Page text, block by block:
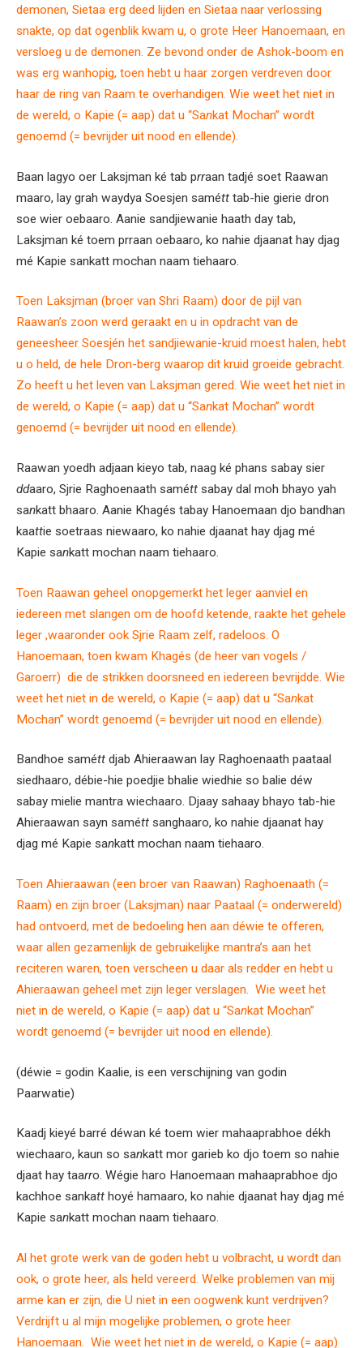
demonen, Sietaa erg deed lijden en Sietaa naar verlossing
snakte, op dat ogenblik kwam u, o grote Heer Hanoemaan, en
versloeg u de demonen. Ze bevond onder de Ashok-boom en
was erg wanhopig, toen hebt u haar zorgen verdreven door
haar de ring van Raam te overhandigen. Wie weet het niet in
de wereld, o Kapie (= aap) dat u “Sankat Mochan” wordt
genoemd (= bevrijder uit nood en ellende).
Baan lagyo oer Laksjman ké tab prraan tadjé soet Raawan
maaro, lay grah waydya Soesjen samétt tab-hie gierie dron
soe wier oebaaro. Aanie sandjiewanie haath day tab,
Laksjman ké toem prraan oebaaro, ko nahie djaanat hay djag
mé Kapie sankatt mochan naam tiehaaro.
Toen Laksjman (broer van Shri Raam) door de pijl van
Raawan’s zoon werd geraakt en u in opdracht van de
geneesheer Soesjén het sandjiewanie-kruid moest halen, hebt
u o held, de hele Dron-berg waarop dit kruid groeide gebracht.
Zo heeft u het leven van Laksjman gered. Wie weet het niet in
de wereld, o Kapie (= aap) dat u “Sankat Mochan” wordt
genoemd (= bevrijder uit nood en ellende).
Raawan yoedh adjaan kieyo tab, naag ké phans sabay sier
ddaaro, Sjrie Raghoenaath samétt sabay dal moh bhayo yah
sankatt bhaaro. Aanie Khagés tabay Hanoemaan djo bandhan
kaattie soetraas niewaaro, ko nahie djaanat hay djag mé
Kapie sankatt mochan naam tiehaaro.
Toen Raawan geheel onopgemerkt het leger aanviel en
iedereen met slangen om de hoofd ketende, raakte het gehele
leger ,waaronder ook Sjrie Raam zelf, radeloos. O
Hanoemaan, toen kwam Khagés (de heer van vogels /
Garoerr) die de strikken doorsneed en iedereen bevrijdde. Wie
weet het niet in de wereld, o Kapie (= aap) dat u “Sankat
Mochan” wordt genoemd (= bevrijder uit nood en ellende).
Bandhoe samétt djab Ahieraawan lay Raghoenaath paataal
siedhaaro, débie-hie poedjie bhalie wiedhie so balie déw
sabay mielie mantra wiechaaro. Djaay sahaay bhayo tab-hie
Ahieraawan sayn samétt sanghaaro, ko nahie djaanat hay
djag mé Kapie sankatt mochan naam tiehaaro.
Toen Ahieraawan (een broer van Raawan) Raghoenaath (=
Raam) en zijn broer (Laksjman) naar Paataal (= onderwereld)
had ontvoerd, met de bedoeling hen aan déwie te offeren,
waar allen gezamenlijk de gebruikelijke mantra’s aan het
reciteren waren, toen verscheen u daar als redder en hebt u
Ahieraawan geheel met zijn leger verslagen. Wie weet het
niet in de wereld, o Kapie (= aap) dat u “Sankat Mochan”
wordt genoemd (= bevrijder uit nood en ellende).
(déwie = godin Kaalie, is een verschijning van godin
Paarwatie)
Kaadj kieyé barré déwan ké toem wier mahaaprabhoe dékh
wiechaaro, kaun so sankatt mor garieb ko djo toem so nahie
djaat hay taarro. Wégie haro Hanoemaan mahaaprabhoe djo
kachhoe sankatt hoyé hamaaro, ko nahie djaanat hay djag mé
Kapie sankatt mochan naam tiehaaro.
Al het grote werk van de goden hebt u volbracht, u wordt dan
ook, o grote heer, als held vereerd. Welke problemen van mij
arme kan er zijn, die U niet in een oogwenk kunt verdrijven?
Verdrijft u al mijn mogelijke problemen, o grote heer
Hanoemaan. Wie weet het niet in de wereld, o Kapie (= aap)